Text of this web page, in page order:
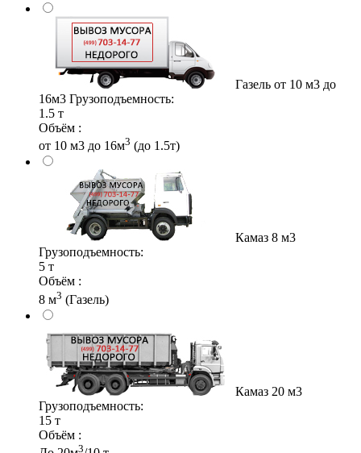
Газель от 10 м3 до
16м3 Грузоподъемность:
1.5 т
Объём :
от 10 м3 до 16м3 (до 1.5т)
Камаз 8 м3
Грузоподъемность:
5 т
Объём :
8 м3 (Газель)
Камаз 20 м3
Грузоподъемность:
15 т
Объём :
3